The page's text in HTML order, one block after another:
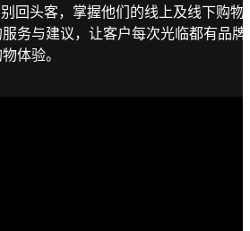
回头客，掌握他们的线上及线下购物
务与建议，让客户每次光临都有品牌
体验。